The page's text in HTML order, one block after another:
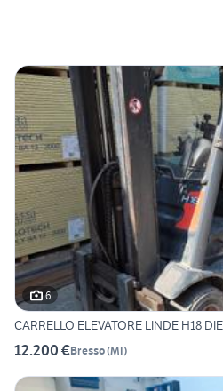
6
CARRELLO ELEVATORE LINDE H18
12.200 €Bresso(MI)